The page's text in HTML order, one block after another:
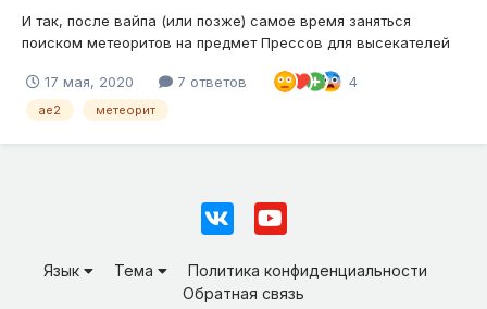
И так, после вайпа (или позже) самое время заняться
поиском метеоритов на предмет Прессов для высекателей
найти "Заряженный кристалл истинного кварца", который
выпадает из "Заряженной истинной кварцевой руды". Если
17 мая, 2020 7 ответов 4
ae2 метеорит
Язык Тема
Политика конфиденциальности
Обратная связь